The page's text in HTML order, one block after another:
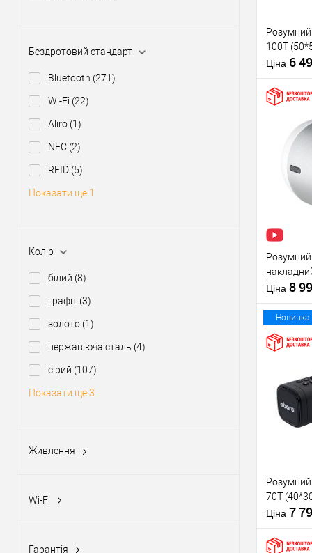
Бездротовий стандарт
Bluetooth (271)
Wi-Fi (22)
Aliro (1)
NFC (2)
RFID (5)
Показати ще 1
Колір
білий (8)
графіт (3)
золото (1)
нержавіюча сталь (4)
сірий (107)
Показати ще 3
Живлення
Wi-Fi
Гарантія
Країна
стандарт
Модель
розумного
Розумний
100T
Ціна 6
У
Виробник
Тип товару
Країна
стандарт
Модель
розумного
Розумний
Ціна 8
У
Країна
стандарт
Модель
розумного
Новинка
Розумний
70T
Ціна 7